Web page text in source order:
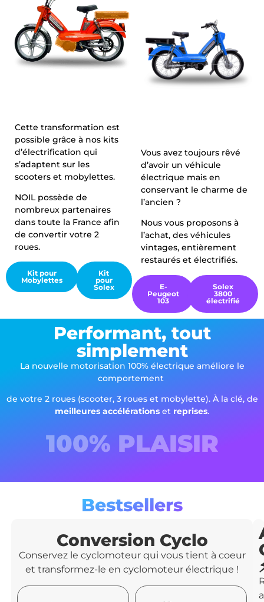
Kit pour mobylettes
Peugeot
Kit pour mobylettes
Motobécane
Cette transformation est
possible grâce à nos kits
d’électrification qui
s’adaptent sur les
scooters et mobylettes.
NOIL possède de
nombreux partenaires
dans toute la France afin
de convertir votre 2
roues.
Kit pour
Mobylettes
Kit
pour
Solex
Peugeot 103
électrifié
Vous avez toujours rêvé
d’avoir un véhicule
électrique mais en
conservant le charme de
l’ancien ?
Nous vous proposons à
l’achat, des véhicules
vintages, entièrement
restaurés et électrifiés.
E-
Peugeot
103
Solex
3800
électrifié
Performant, tout
simplement
La nouvelle motorisation 100% électrique améliore le
comportement
de votre 2 roues (scooter, 3 roues et mobylette). À la clé, de
meilleures accélérations et reprises.
100% PLAISIR
Bestsellers
Conversion Cyclo
Conservez le cyclomoteur qui vous tient à coeur
et transformez-le en cyclomoteur électrique !